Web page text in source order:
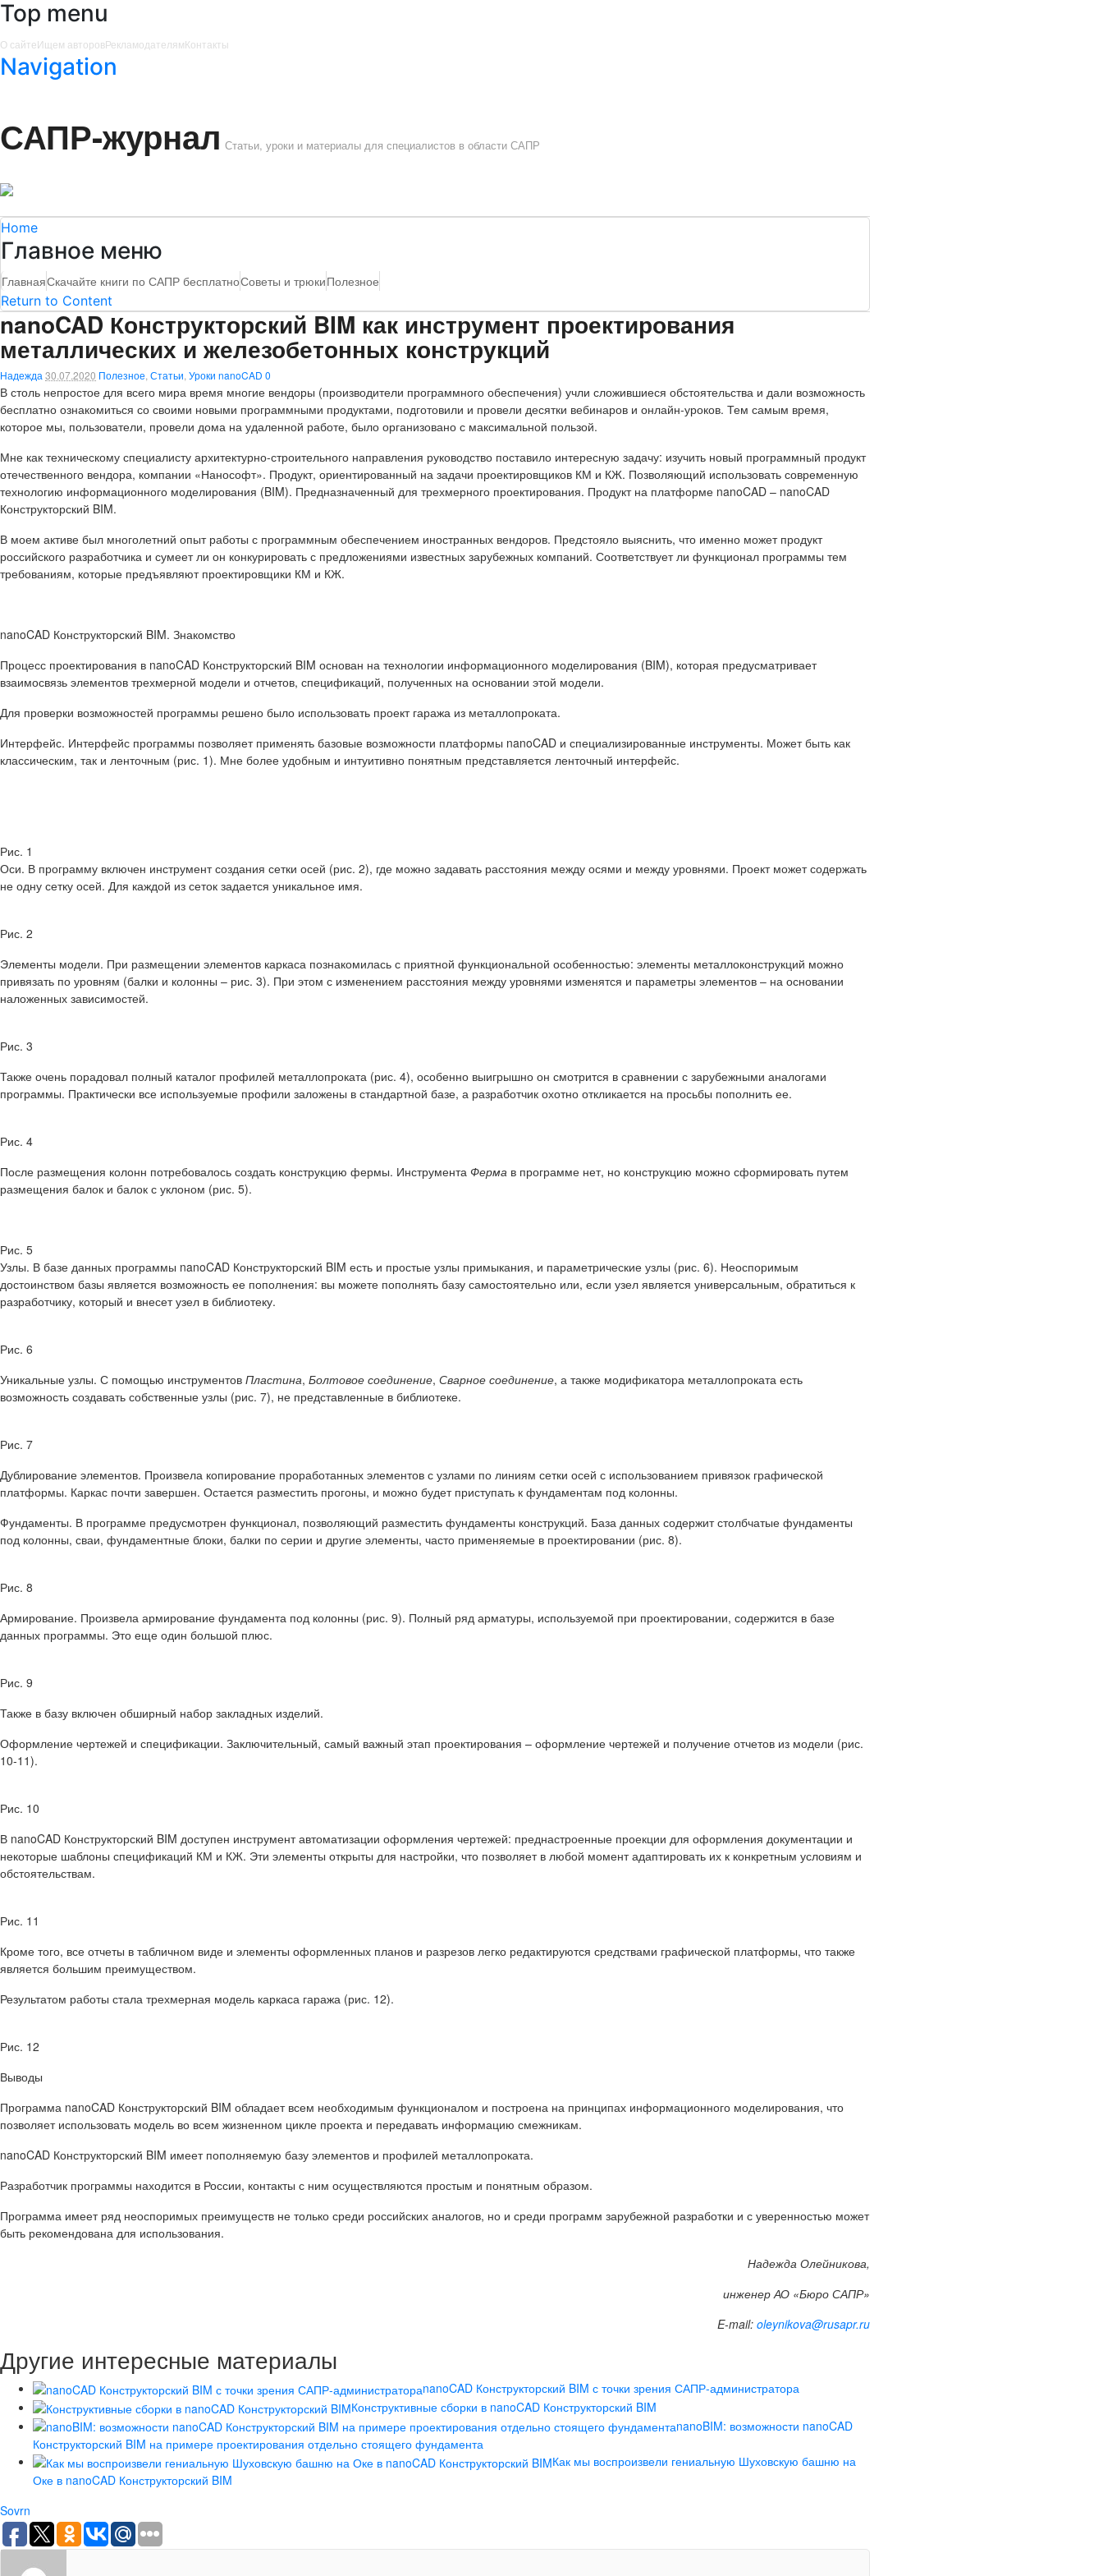
Top menu
О сайтеИщем авторовРекламодателямКонтакты
Navigation
САПР-журнал Статьи, уроки и материалы для специалистов в области САПР
Home
Главное меню
ГлавнаяСкачайте книги по САПР бесплатноСоветы и трюкиПолезное
Return to Content
nanoCAD Конструкторский BIM как инструмент проектирования
металлических и железобетонных конструкций
Надежда 30.07.2020 Полезное Статьи Уроки nanoCAD 0
В столь непростое для всего мира время многие вендоры (производители программного обеспечения) учли сложившиеся обстоятельства и дали возможность
бесплатно ознакомиться со своими новыми программными продуктами, подготовили и провели десятки вебинаров и онлайн-уроков. Тем самым время,
которое мы, пользователи, провели дома на удаленной работе, было организовано с максимальной пользой.
Мне как техническому специалисту архитектурно-строительного направления руководство поставило интересную задачу: изучить новый программный продукт
отечественного вендора, компании «Нанософт». Продукт, ориентированный на задачи проектировщиков КМ и КЖ. Позволяющий использовать современную
технологию информационного моделирования (BIM). Предназначенный для трехмерного проектирования. Продукт на платформе nanoCAD – nanoCAD
Конструкторский BIM.
В моем активе был многолетний опыт работы с программным обеспечением иностранных вендоров. Предстояло выяснить, что именно может продукт
российского разработчика и сумеет ли он конкурировать с предложениями известных зарубежных компаний. Соответствует ли функционал программы тем
требованиям, которые предъявляют проектировщики КМ и КЖ.
nanoCAD Конструкторский BIM. Знакомство
Процесс проектирования в nanoCAD Конструкторский BIM основан на технологии информационного моделирования (BIM), которая предусматривает
взаимосвязь элементов трехмерной модели и отчетов, спецификаций, полученных на основании этой модели.
Для проверки возможностей программы решено было использовать проект гаража из металлопроката.
Интерфейс. Интерфейс программы позволяет применять базовые возможности платформы nanoCAD и специализированные инструменты. Может быть как
классическим, так и ленточным (рис. 1). Мне более удобным и интуитивно понятным представляется ленточный интерфейс.
Рис. 1
Оси. В программу включен инструмент создания сетки осей (рис. 2), где можно задавать расстояния между осями и между уровнями. Проект может содержать
не одну сетку осей. Для каждой из сеток задается уникальное имя.
Рис. 2
Элементы модели. При размещении элементов каркаса познакомилась с приятной функциональной особенностью: элементы металлоконструкций можно
привязать по уровням (балки и колонны – рис. 3). При этом с изменением расстояния между уровнями изменятся и параметры элементов – на основании
наложенных зависимостей.
Рис. 3
Также очень порадовал полный каталог профилей металлопроката (рис. 4), особенно выигрышно он смотрится в сравнении с зарубежными аналогами
программы. Практически все используемые профили заложены в стандартной базе, а разработчик охотно откликается на просьбы пополнить ее.
Рис. 4
После размещения колонн потребовалось создать конструкцию фермы. Инструмента Ферма в программе нет, но конструкцию можно сформировать путем
размещения балок и балок с уклоном (рис. 5).
Рис. 5
Узлы. В базе данных программы nanoCAD Конструкторский BIM есть и простые узлы примыкания, и параметрические узлы (рис. 6). Неоспоримым
достоинством базы является возможность ее пополнения: вы можете пополнять базу самостоятельно или, если узел является универсальным, обратиться к
разработчику, который и внесет узел в библиотеку.
Рис. 6
Уникальные узлы. С помощью инструментов Пластина, Болтовое соединение, Сварное соединение, а также модификатора металлопроката есть
возможность создавать собственные узлы (рис. 7), не представленные в библиотеке.
Рис. 7
Дублирование элементов. Произвела копирование проработанных элементов с узлами по линиям сетки осей с использованием привязок графической
платформы. Каркас почти завершен. Остается разместить прогоны, и можно будет приступать к фундаментам под колонны.
Фундаменты. В программе предусмотрен функционал, позволяющий разместить фундаменты конструкций. База данных содержит столбчатые фундаменты
под колонны, сваи, фундаментные блоки, балки по серии и другие элементы, часто применяемые в проектировании (рис. 8).
Рис. 8
Армирование. Произвела армирование фундамента под колонны (рис. 9). Полный ряд арматуры, используемой при проектировании, содержится в базе
данных программы. Это еще один большой плюс.
Рис. 9
Также в базу включен обширный набор закладных изделий.
Оформление чертежей и спецификации. Заключительный, самый важный этап проектирования – оформление чертежей и получение отчетов из модели (рис.
10-11).
Рис. 10
В nanoCAD Конструкторский BIM доступен инструмент автоматизации оформления чертежей: преднастроенные проекции для оформления документации и
некоторые шаблоны спецификаций КМ и КЖ. Эти элементы открыты для настройки, что позволяет в любой момент адаптировать их к конкретным условиям и
обстоятельствам.
Рис. 11
Кроме того, все отчеты в табличном виде и элементы оформленных планов и разрезов легко редактируются средствами графической платформы, что также
является большим преимуществом.
Результатом работы стала трехмерная модель каркаса гаража (рис. 12).
Рис. 12
Выводы
Программа nanoCAD Конструкторский BIM обладает всем необходимым функционалом и построена на принципах информационного моделирования, что
позволяет использовать модель во всем жизненном цикле проекта и передавать информацию смежникам.
nanoCAD Конструкторский BIM имеет пополняемую базу элементов и профилей металлопроката.
Разработчик программы находится в России, контакты с ним осуществляются простым и понятным образом.
Программа имеет ряд неоспоримых преимуществ не только среди российских аналогов, но и среди программ зарубежной разработки и с уверенностью может
быть рекомендована для использования.
Надежда Олейникова,
инженер АО «Бюро САПР»
E-mail: oleynikova@rusapr.ru
Другие интересные материалы
nanoCAD Конструкторский BIM с точки зрения САПР-администратора
Конструктивные сборки в nanoCAD Конструкторский BIM
nanoBIM: возможности nanoCAD
Конструкторский BIM на примере проектирования отдельно стоящего фундамента
Как мы воспроизвели гениальную Шуховскую башню на
Оке в nanoCAD Конструкторский BIM
Sovrn